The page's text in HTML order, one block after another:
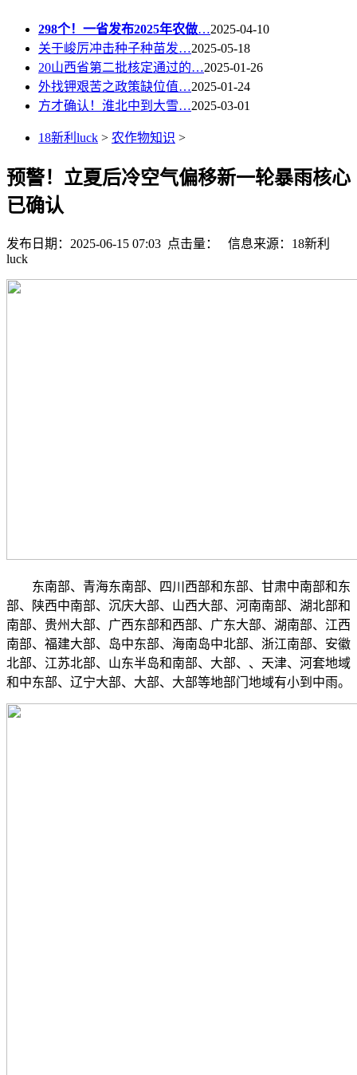
298个！一省发布2025年农做…2025-04-10
关于峻厉冲击种子种苗发…2025-05-18
20山西省第二批核定通过的…2025-01-26
外找钾艰苦之政策缺位值…2025-01-24
方才确认！淮北中到大雪…2025-03-01
18新利luck > 农作物知识 >
预警！立夏后冷空气偏移新一轮暴雨核心
已确认
发布日期：2025-06-15 07:03 点击量：
信息来源：18新利
luck
东南部、青海东南部、四川西部和东部、甘肃中南部和东
部、陕西中南部、沉庆大部、山西大部、河南南部、湖北部和
南部、贵州大部、广西东部和西部、广东大部、湖南部、江西
南部、福建大部、岛中东部、海南岛中北部、浙江南部、安徽
北部、江苏北部、山东半岛和南部、大部、、天津、河套地域
和中东部、辽宁大部、大部、大部等地部门地域有小到中雨。